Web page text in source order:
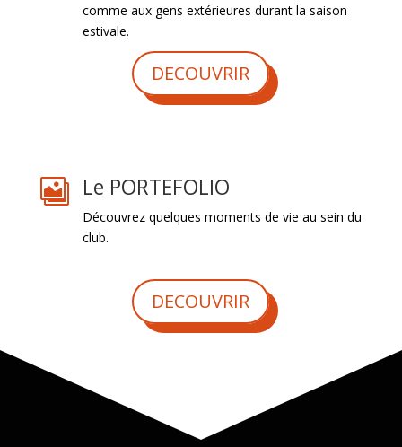
comme aux gens extérieures durant la saison
estivale.
DECOUVRIR
 Le PORTEFOLIO
Découvrez quelques moments de vie au sein du
club.
DECOUVRIR